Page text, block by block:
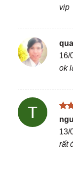
vip
16/
ok
sao
13/
rất